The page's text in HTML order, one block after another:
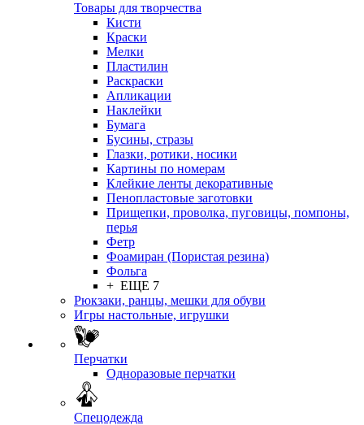
Товары для творчества
Кисти
Краски
Мелки
Пластилин
Раскраски
Апликации
Наклейки
Бумага
Бусины, стразы
Глазки, ротики, носики
Картины по номерам
Клейкие ленты декоративные
Пенопластовые заготовки
Прищепки, проволка, пуговицы, помпоны,
перья
Фетр
Фоамиран (Пористая резина)
Фольга
+ ЕЩЕ 7
Рюкзаки, ранцы, мешки для обуви
Игры настольные, игрушки
Перчатки
Одноразовые перчатки
Спецодежда